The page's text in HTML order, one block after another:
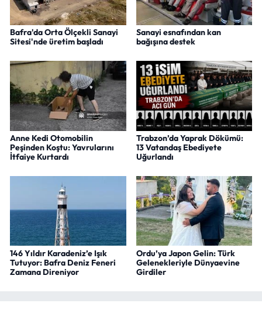
Bafra'da Orta Ölçekli Sanayi
Sitesi'nde üretim başladı
Sanayi esnafından kan
bağışına destek
Anne Kedi Otomobilin
Peşinden Koştu: Yavrularını
İtfaiye Kurtardı
Trabzon’da Yaprak Dökümü:
13 Vatandaş Ebediyete
Uğurlandı
146 Yıldır Karadeniz’e Işık
Tutuyor: Bafra Deniz Feneri
Zamana Direniyor
Ordu’ya Japon Gelin: Türk
Gelenekleriyle Dünyaevine
Girdiler